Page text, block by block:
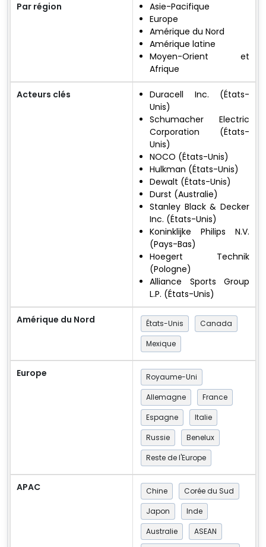
Par région
Asie-Pacifique
Europe
Amérique du Nord
Amérique latine
Moyen-Orient et
Afrique
Acteurs clés
Duracell Inc. (États-
Unis)
Schumacher Electric
Corporation (États-
Unis)
NOCO (États-Unis)
Hulkman (États-Unis)
Dewalt (États-Unis)
Durst (Australie)
Stanley Black & Decker
Inc. (États-Unis)
Koninklijke Philips N.V.
(Pays-Bas)
Hoegert Technik
(Pologne)
Alliance Sports Group
L.P. (États-Unis)
Amérique du Nord États-Unis
Canada
Mexique
Europe
Royaume-Uni
Allemagne
France
Espagne
Italie
Russie
Benelux
Reste de l'Europe
APAC Chine
Corée du Sud
Japon
Inde
Australie
ASEAN